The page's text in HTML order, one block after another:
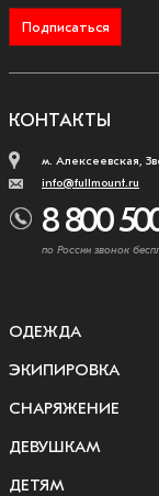
Подписаться
КОНТАКТЫ
м. Алексеевская,
info@fullmount.ru
8 800
по России звонок
ОДЕЖДА
ЭКИПИРОВКА
СНАРЯЖЕНИЕ
ДЕВУШКАМ
ДЕТЯМ